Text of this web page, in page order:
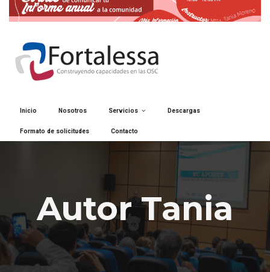
Inicio Nosotros Servicios Descargas
Formato de solicitudes Contacto
Autor Tania